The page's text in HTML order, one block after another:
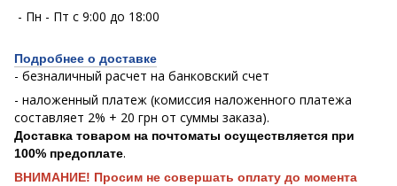
- Пн - Пт с 9:00 до 18:00
Подробнее о доставке
- безналичный расчет на банковский счет
- наложенный платеж (комиссия наложенного платежа
составляет 2% + 20 грн от суммы заказа).
Доставка товаром на почтоматы осуществляется при
100% предоплате.
ВНИМАНИЕ! Просим не совершать оплату до момента